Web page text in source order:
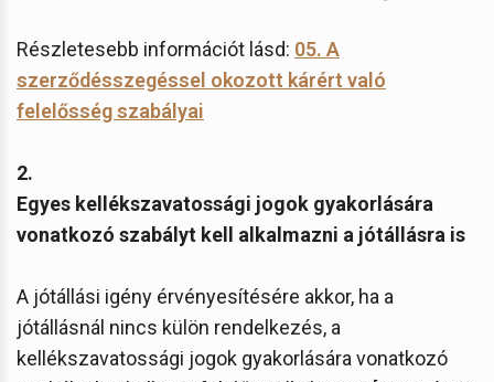
Részletesebb információt lásd: 05. A
szerződésszegéssel okozott kárért való
felelősség szabályai
2.
Egyes kellékszavatossági jogok gyakorlására
vonatkozó szabályt kell alkalmazni a jótállásra is
A jótállási igény érvényesítésére akkor, ha a
jótállásnál nincs külön rendelkezés, a
kellékszavatossági jogok gyakorlására vonatkozó